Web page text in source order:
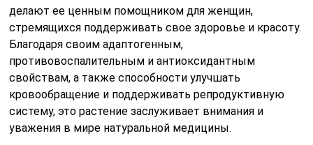
делают ее ценным помощником для женщин,
стремящихся поддерживать свое здоровье и красоту.
Благодаря своим адаптогенным,
противовоспалительным и антиоксидантным
свойствам, а также способности улучшать
кровообращение и поддерживать репродуктивную
систему, это растение заслуживает внимания и
уважения в мире натуральной медицины.